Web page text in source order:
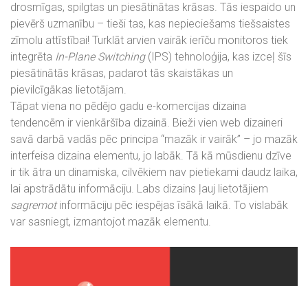
drosmīgas, spilgtas un piesātinātas krāsas. Tās iespaido un
pievērš uzmanību – tieši tas, kas nepieciešams tiešsaistes
zīmolu attīstībai! Turklāt arvien vairāk ierīču monitoros tiek
integrēta In-Plane Switching(IPS) tehnoloģija, kas izceļ šīs
piesātinātās krāsas, padarot tās skaistākas un
pievilcīgākas lietotājam.
Tāpat viena no pēdējo gadu e-komercijas dizaina
tendencēm ir vienkāršība dizainā. Bieži vien web dizaineri
savā darbā vadās pēc principa “mazāk ir vairāk” – jo mazāk
interfeisa dizaina elementu, jo labāk. Tā kā mūsdienu dzīve
ir tik ātra un dinamiska, cilvēkiem nav pietiekami daudz laika,
lai apstrādātu informāciju. Labs dizains ļauj lietotājiem
sagremotinformāciju pēc iespējas īsākā laikā. To vislabāk
var sasniegt, izmantojot mazāk elementu.